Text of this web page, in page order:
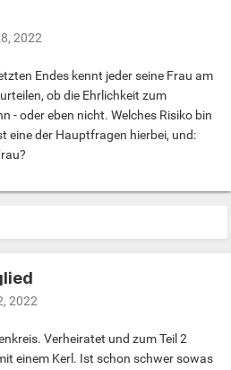
2022
Endes kennt jeder seine Frau am
ob die Ehrlichkeit zum
- oder eben nicht. Welches Risiko bin
eine der Hauptfragen hierbei, und:
2022
Verheiratet und zum Teil 2
einem Kerl. Ist schon schwer sowas